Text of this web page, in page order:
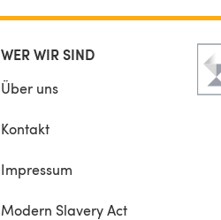
WER WIR SIND
Über uns
Kontakt
Impressum
Modern Slavery Act